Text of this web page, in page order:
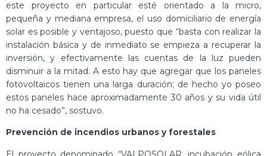
este proyecto en particular esté orientado a la micro,
pequeña y mediana empresa, el uso domiciliario de energía
solar es posible y ventajoso, puesto que “basta con realizar la
instalación básica y de inmediato se empieza a recuperar la
inversión, y efectivamente las cuentas de la luz pueden
disminuir a la mitad. A esto hay que agregar que los paneles
fotovoltaicos tienen una larga duración; de hecho yo poseo
estos paneles hace aproximadamente 30 años y su vida útil
no ha cesado”, sostuvo.
Prevención de incendios urbanos y forestales